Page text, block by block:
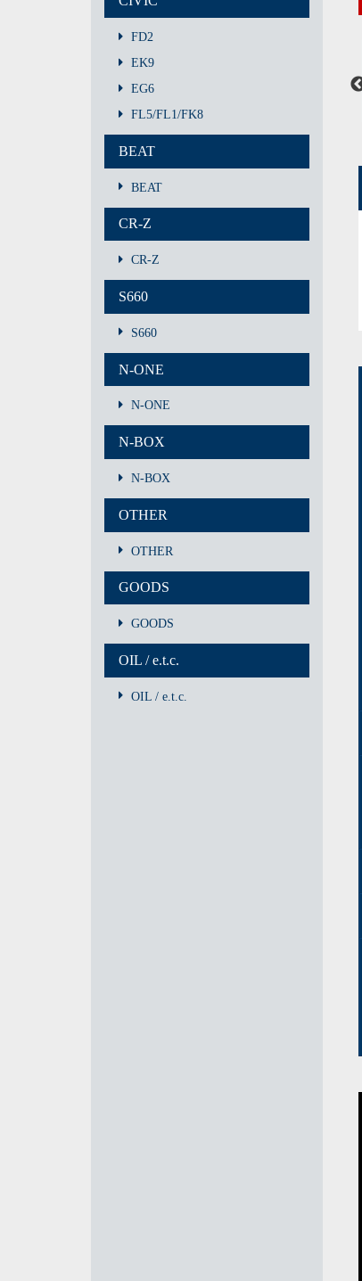
FD2
EK9
EG6
FL5/FL1/FK8
BEAT
BEAT
CR-Z
CR-Z
S660
S660
N-ONE
N-ONE
N-BOX
N-BOX
OTHER
OTHER
GOODS
GOODS
OIL / e.t.c.
OIL / e.t.c.